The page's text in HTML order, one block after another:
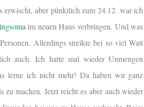
erwischt, aber pünktlich zum 24.12. war ich
im neuen Haus verbringen. Und was
Allerdings streikte bei so viel Watt
auch. Ich hatte mal wieder Unmengen
lerne ich nicht mehr! Da haben wir ganz
zu machen. Jetzt reicht es aber auch wieder